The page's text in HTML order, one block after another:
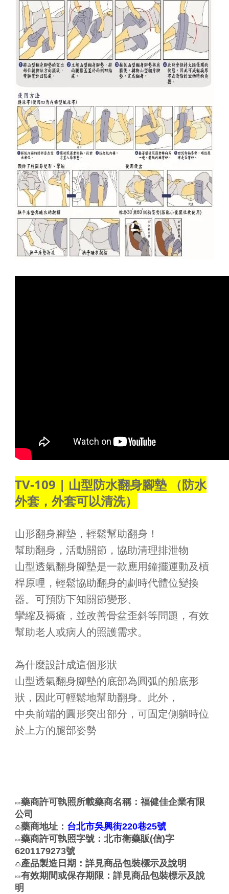
TV-109 | 山型防水翻身腳墊 （防水
外套，外套可以清洗）
山形翻身腳墊，輕鬆幫助翻身！
幫助翻身，活動關節，協助清理排泄物
山型透氣翻身腳墊是一款應用鐘擺運動及槓
桿原哩，輕鬆協助翻身的劃時代體位變換
器。可預防下知關節變形、
攣縮及褥瘡，並改善骨盆歪斜等問題，有效
幫助老人或病人的照護需求。
為什麼設計成這個形狀
山型透氣翻身腳墊的底部為圓弧的船底形
狀，因此可輕鬆地幫助翻身。此外，
中央前端的圓形突出部分，可固定側躺時位
於上方的腿部姿勢
🍬藥商許可執照所載藥商名稱：福健佳企業有限
公司
🍮藥商地址： 台北市吳興街220巷25號
🍬藥商許可執照字號：北市衛藥販(信)字
6201179273號
🍮產品製造日期：詳見商品包裝標示及說明
🍬有效期間或保存期限：詳見商品包裝標示及說
明